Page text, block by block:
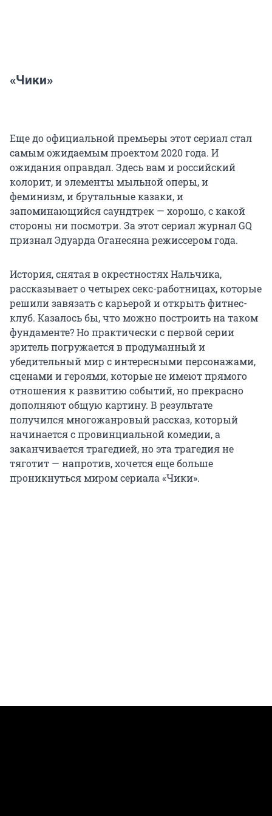
«Чики»
Еще до официальной премьеры этот сериал стал
самым ожидаемым проектом 2020 года. И
ожидания оправдал. Здесь вам и российский
колорит, и элементы мыльной оперы, и
феминизм, и брутальные казаки, и
запоминающийся саундтрек — хорошо, с какой
стороны ни посмотри. За этот сериал журнал GQ
признал Эдуарда Оганесяна режиссером года.
История, снятая в окрестностях Нальчика,
рассказывает о четырех секс-работницах, которые
решили завязать с карьерой и открыть фитнес-
клуб. Казалось бы, что можно построить на таком
фундаменте? Но практически с первой серии
зритель погружается в продуманный и
убедительный мир с интересными персонажами,
сценами и героями, которые не имеют прямого
отношения к развитию событий, но прекрасно
дополняют общую картину. В результате
получился многожанровый рассказ, который
начинается с провинциальной комедии, а
заканчивается трагедией, но эта трагедия не
тяготит — напротив, хочется еще больше
проникнуться миром сериала «Чики».